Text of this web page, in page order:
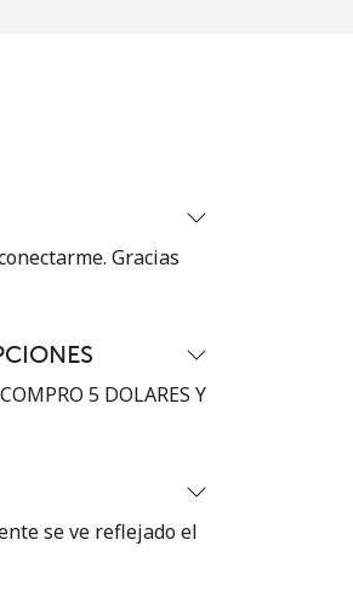
Gracias
5 DOLARES Y
se ve reflejado el